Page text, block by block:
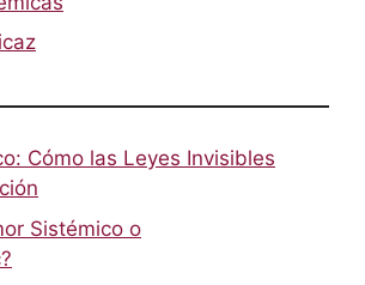
Cómo las Leyes Invisibles
Sistémico o